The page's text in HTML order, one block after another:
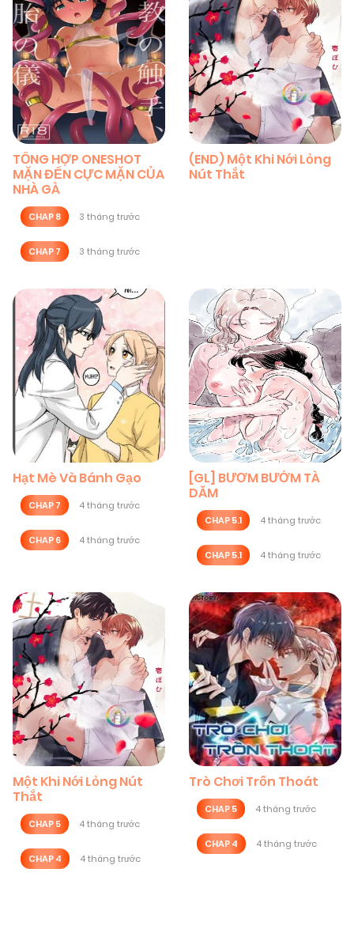
TỔNG HỢP ONESHOT
MẶN ĐẾN CỰC MẶN CỦA
NHÀ GÀ
CHAP 8 3 tháng trước
CHAP 7 3 tháng trước
(END) Một Khi Nới Lỏng
Nút Thắt
Hạt Mè Và Bánh Gạo
CHAP 7 4 tháng trước
CHAP 6 4 tháng trước
[GL] BƯƠM BƯỚM TÀ
DĂM
CHAP 5.1 4 tháng trước
CHAP 5.1 4 tháng trước
Một Khi Nới Lỏng Nút
Thắt
CHAP 5 4 tháng trước
CHAP 4 4 tháng trước
Trò Chơi Trốn Thoát
CHAP 5 4 tháng trước
CHAP 4 4 tháng trước